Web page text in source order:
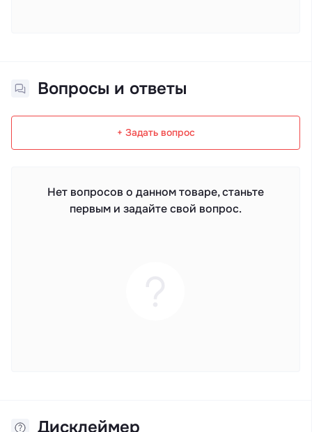
Вопросы и ответы
+ Задать вопрос
Нет вопросов о данном товаре, станьте
первым и задайте свой вопрос.
Дисклеймер